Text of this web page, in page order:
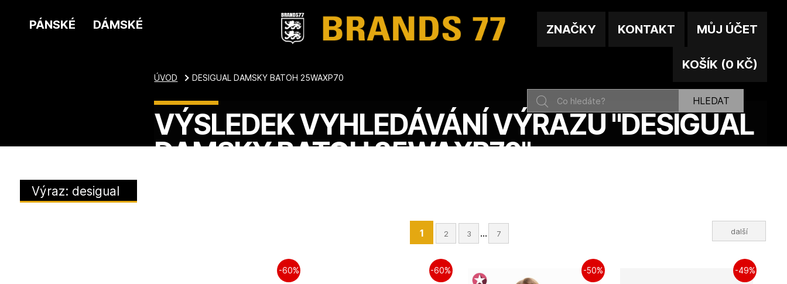
Výraz: desigual
VÝSLEDEK VYHLEDÁVÁNÍ VÝRAZU "DESIGUAL
DAMSKY BATOH 25WAXP70"
1 2 3 ... 7 další
-60% -60% -50% -49%
HLEDAT
ZNAČKY KONTAKT MŮJ ÚČET
KOŠÍK (0 KČ)
ÚVOD DESIGUAL DAMSKY BATOH 25WAXP70
PÁNSKÉ DÁMSKÉ